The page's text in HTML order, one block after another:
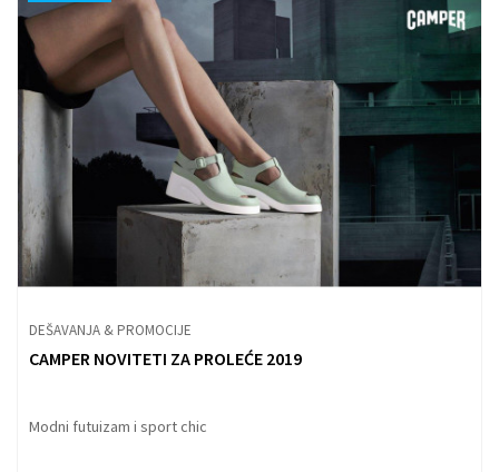
DEŠAVANJA & PROMOCIJE
CAMPER NOVITETI ZA PROLEĆE 2019
Modni futuizam i sport chic